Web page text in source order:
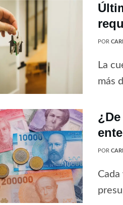
POR
La
más
POR